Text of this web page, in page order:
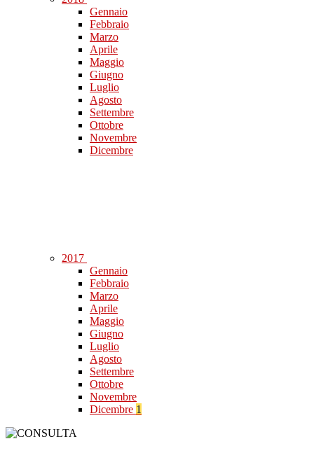
Gennaio
Febbraio
Marzo
Aprile
Maggio
Giugno
Luglio
Agosto
Settembre
Ottobre
Novembre
Dicembre
2017
Gennaio
Febbraio
Marzo
Aprile
Maggio
Giugno
Luglio
Agosto
Settembre
Ottobre
Novembre
Dicembre 1